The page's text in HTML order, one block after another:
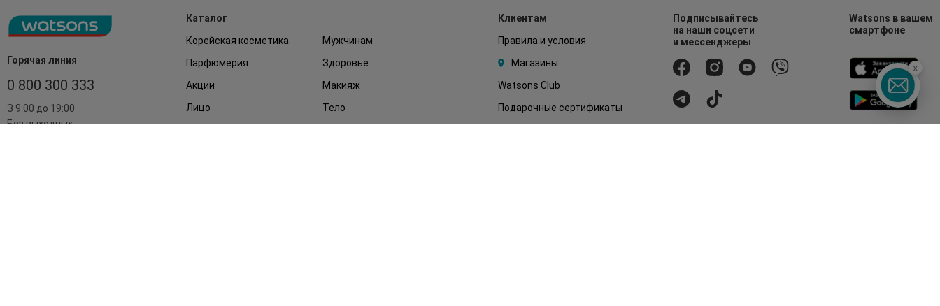
Горячая линия
0 800 300 333
З 9:00 до 19:00
Без выходных
Каталог
Корейская косметика
Мужчинам
Парфюмерия
Здоровье
Акции
Макияж
Лицо
Тело
Клиентам
Правила и условия
Магазины
Watsons Club
Подарочные сертификаты
Подписывайтесь
на наши соцсети
и мессенджеры
Watsons в вашем
смартфоне
x